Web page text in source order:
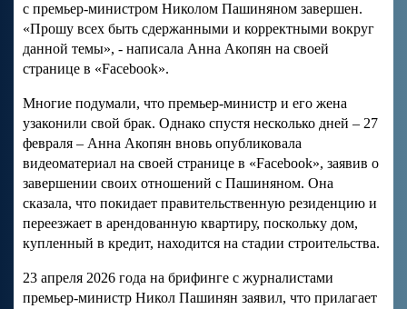
с премьер-министром Николом Пашиняном завершен.
«Прошу всех быть сдержанными и корректными вокруг
данной темы», - написала Анна Акопян на своей
странице в «Facebook».
Многие подумали, что премьер-министр и его жена
узаконили свой брак. Однако спустя несколько дней – 27
февраля – Анна Акопян вновь опубликовала
видеоматериал на своей странице в «Facebook», заявив о
завершении своих отношений с Пашиняном. Она
сказала, что покидает правительственную резиденцию и
переезжает в арендованную квартиру, поскольку дом,
купленный в кредит, находится на стадии строительства.
23 апреля 2026 года на брифинге с журналистами
премьер-министр Никол Пашинян заявил, что прилагает